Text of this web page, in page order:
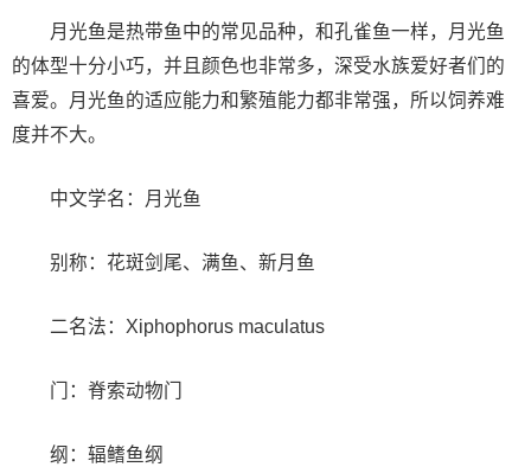
月光鱼是热带鱼中的常见品种，和孔雀鱼一样，月光鱼
的体型十分小巧，并且颜色也非常多，深受水族爱好者们的
喜爱。月光鱼的适应能力和繁殖能力都非常强，所以饲养难
度并不大。
中文学名：月光鱼
别称：花斑剑尾、满鱼、新月鱼
二名法：Xiphophorus maculatus
门：脊索动物门
纲：辐鳍鱼纲